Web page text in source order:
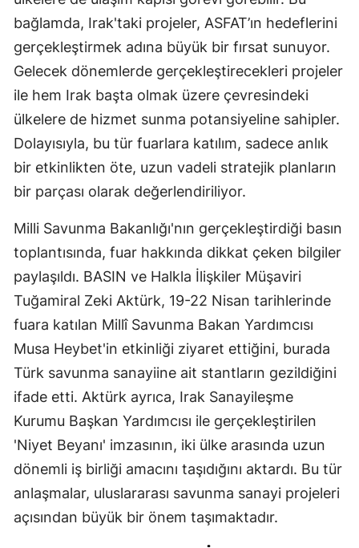
bağlamda, Irak'taki projeler, ASFAT’ın hedeflerini
gerçekleştirmek adına büyük bir fırsat sunuyor.
Gelecek dönemlerde gerçekleştirecekleri projeler
ile hem Irak başta olmak üzere çevresindeki
ülkelere de hizmet sunma potansiyeline sahipler.
Dolayısıyla, bu tür fuarlara katılım, sadece anlık
bir etkinlikten öte, uzun vadeli stratejik planların
bir parçası olarak değerlendiriliyor.
Milli Savunma Bakanlığı'nın gerçekleştirdiği basın
toplantısında, fuar hakkında dikkat çeken bilgiler
paylaşıldı. BASIN ve Halkla İlişkiler Müşaviri
Tuğamiral Zeki Aktürk, 19-22 Nisan tarihlerinde
fuara katılan Millî Savunma Bakan Yardımcısı
Musa Heybet'in etkinliği ziyaret ettiğini, burada
Türk savunma sanayiine ait stantların gezildiğini
ifade etti. Aktürk ayrıca, Irak Sanayileşme
Kurumu Başkan Yardımcısı ile gerçekleştirilen
'Niyet Beyanı' imzasının, iki ülke arasında uzun
dönemli iş birliği amacını taşıdığını aktardı. Bu tür
anlaşmalar, uluslararası savunma sanayi projeleri
açısından büyük bir önem taşımaktadır.